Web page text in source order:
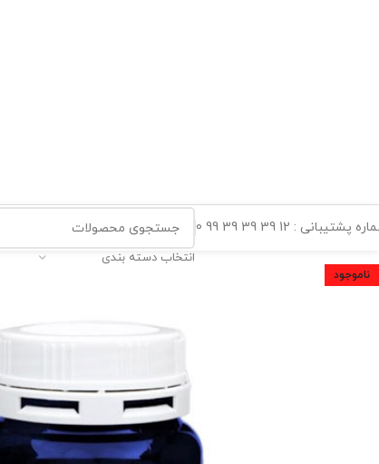
پشتیبانی : 12 39 39 39 99 0
انتخاب دسته بندی
ناموجود